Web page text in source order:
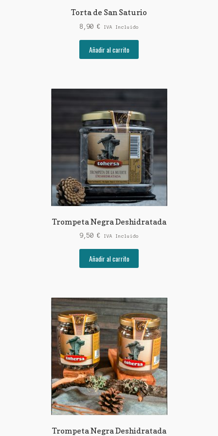
Torta de San Saturio
8,90 € IVA Incluido
Añadir al carrito
Trompeta Negra Deshidratada
9,50 € IVA Incluido
Añadir al carrito
Trompeta Negra Deshidratada